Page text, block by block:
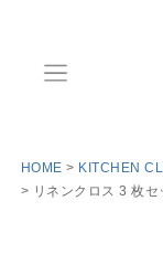
HOME
KITCHEN
リネンクロス 3 枚